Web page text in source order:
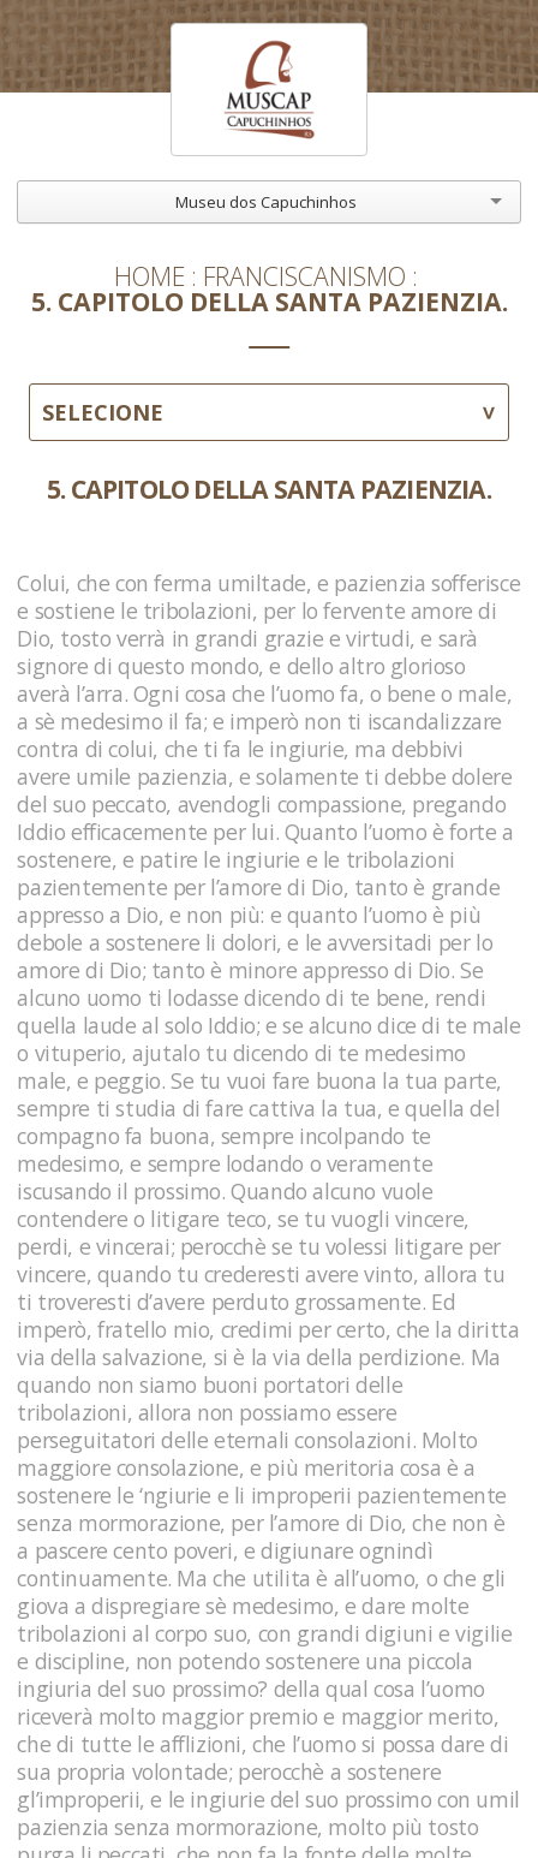
Museu dos Capuchinhos
HOME FRANCISCANISMO
5. CAPITOLO DELLA SANTA PAZIENZIA.
SELECIONE
5. CAPITOLO DELLA SANTA PAZIENZIA.
Colui, che con ferma umiltade, e pazienzia sofferisce
e sostiene le tribolazioni, per lo fervente amore di
Dio, tosto verrà in grandi grazie e virtudi, e sarà
signore di questo mondo, e dello altro glorioso
averà l’arra. Ogni cosa che l’uomo fa, o bene o male,
a sè medesimo il fa; e imperò non ti iscandalizzare
contra di colui, che ti fa le ingiurie, ma debbivi
avere umile pazienzia, e solamente ti debbe dolere
del suo peccato, avendogli compassione, pregando
Iddio efficacemente per lui. Quanto l’uomo è forte a
sostenere, e patire le ingiurie e le tribolazioni
pazientemente per l’amore di Dio, tanto è grande
appresso a Dio, e non più: e quanto l’uomo è più
debole a sostenere li dolori, e le avversitadi per lo
amore di Dio; tanto è minore appresso di Dio. Se
alcuno uomo ti lodasse dicendo di te bene, rendi
quella laude al solo Iddio; e se alcuno dice di te male
o vituperio, ajutalo tu dicendo di te medesimo
male, e peggio. Se tu vuoi fare buona la tua parte,
sempre ti studia di fare cattiva la tua, e quella del
compagno fa buona, sempre incolpando te
medesimo, e sempre lodando o veramente
iscusando il prossimo. Quando alcuno vuole
contendere o litigare teco, se tu vuogli vincere,
perdi, e vincerai; perocchè se tu volessi litigare per
vincere, quando tu crederesti avere vinto, allora tu
ti troveresti d’avere perduto grossamente. Ed
imperò, fratello mio, credimi per certo, che la diritta
via della salvazione, si è la via della perdizione. Ma
quando non siamo buoni portatori delle
tribolazioni, allora non possiamo essere
perseguitatori delle eternali consolazioni. Molto
maggiore consolazione, e più meritoria cosa è a
sostenere le ‘ngiurie e li improperii pazientemente
senza mormorazione, per l’amore di Dio, che non è
a pascere cento poveri, e digiunare ognindì
continuamente. Ma che utilita è all’uomo, o che gli
giova a dispregiare sè medesimo, e dare molte
tribolazioni al corpo suo, con grandi digiuni e vigilie
e discipline, non potendo sostenere una piccola
ingiuria del suo prossimo? della qual cosa l’uomo
riceverà molto maggior premio e maggior merito,
che di tutte le afflizioni, che l’uomo si possa dare di
sua propria volontade; perocchè a sostenere
gl’improperii, e le ingiurie del suo prossimo con umil
pazienzia senza mormorazione, molto più tosto